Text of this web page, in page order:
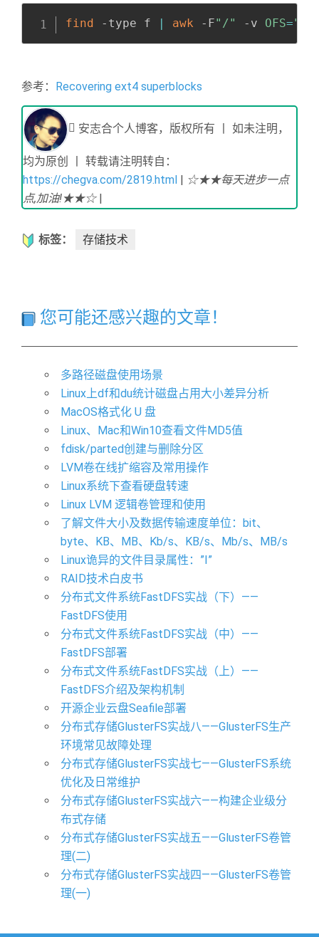
find -type f | awk -F"/" -v OFS="/"
参考： Recovering ext4 superblocks
安志合个人博客，版权所有 丨 如未注明，
均为原创 丨 转载请注明转自：
https://chegva.com/2819.html | ☆★★每天进步一点
点,加油!★★☆|
标签： 存储技术
您可能还感兴趣的文章！
多路径磁盘使用场景
Linux上df和du统计磁盘占用大小差异分析
MacOS格式化 U 盘
Linux、Mac和Win10查看文件MD5值
fdisk/parted创建与删除分区
LVM卷在线扩缩容及常用操作
Linux系统下查看硬盘转速
Linux LVM 逻辑卷管理和使用
了解文件大小及数据传输速度单位：bit、
byte、KB、MB、Kb/s、KB/s、Mb/s、MB/s
Linux诡异的文件目录属性：”I”
RAID技术白皮书
分布式文件系统FastDFS实战（下）——
FastDFS使用
分布式文件系统FastDFS实战（中）——
FastDFS部署
分布式文件系统FastDFS实战（上）——
FastDFS介绍及架构机制
开源企业云盘Seafile部署
分布式存储GlusterFS实战八——GlusterFS生产
环境常见故障处理
分布式存储GlusterFS实战七——GlusterFS系统
优化及日常维护
分布式存储GlusterFS实战六——构建企业级分
布式存储
分布式存储GlusterFS实战五——GlusterFS卷管
理(二)
分布式存储GlusterFS实战四——GlusterFS卷管
理(一)